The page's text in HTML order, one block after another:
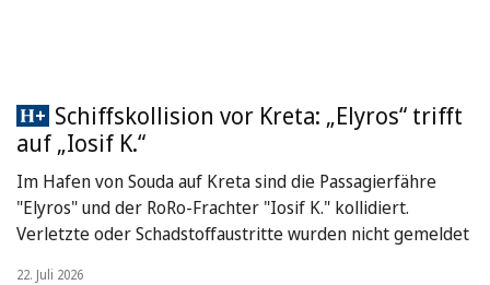
Schiffskollision vor Kreta: „Elyros“ trifft
auf „Iosif K.“
Im Hafen von Souda auf Kreta sind die Passagierfähre
"Elyros" und der RoRo-Frachter "Iosif K." kollidiert.
Verletzte oder Schadstoffaustritte wurden nicht gemeldet
22. Juli 2026